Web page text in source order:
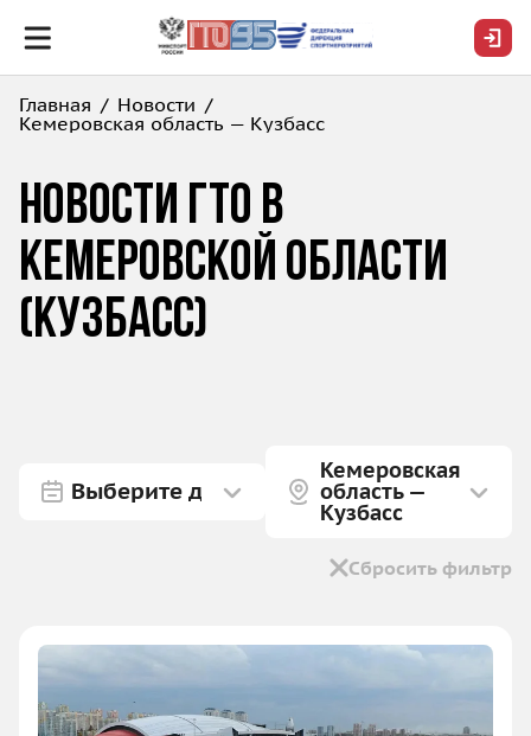
Главная
Новости
Кемеровская область — Кузбасс
Новости ГТО в
Кемеровской области
(Кузбасс)
Кемеровская
область —
Кузбасс
Сбросить фильтр